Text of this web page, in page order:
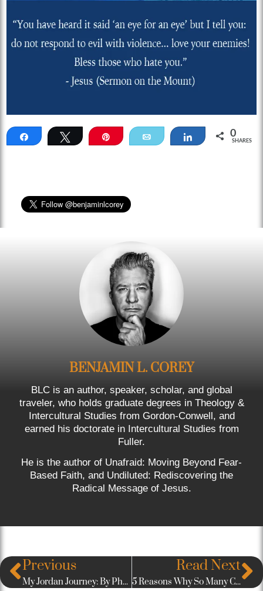
Share Tweet Pin Email Share 0
SHARES
BENJAMIN L. COREY
BLC is an author, speaker, scholar, and global
traveler, who holds graduate degrees in Theology &
Intercultural Studies from Gordon-Conwell, and
earned his doctorate in Intercultural Studies from
Fuller.
He is the author of Unafraid: Moving Beyond Fear-
Based Faith, and Undiluted: Rediscovering the
Radical Message of Jesus.
Previous
My Jordan Journey: By Photos
Read Next
5 Reasons Why So Many Christians Are Feeling Burned Out Right Now